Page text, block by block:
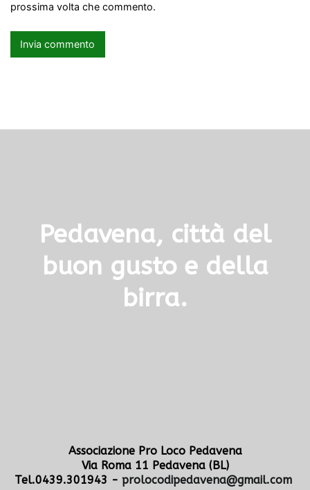
prossima volta che commento.
Pedavena, città del
buon gusto e della
birra.
Associazione Pro Loco Pedavena
Via Roma 11 Pedavena (BL)
Tel.0439.301943 - prolocodipedavena@gmail.com